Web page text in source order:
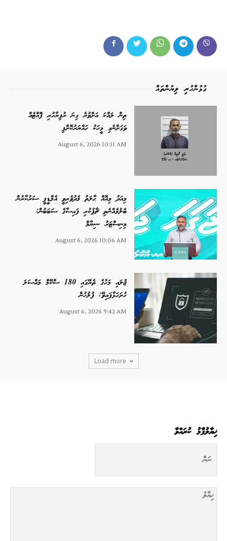
ގުޅުންހުރި ލިޔުންތައް
ތިން ލައްކަ އަށްވުރެ ގިނަ ރުފިޔާހުރި ފޮއްޓެއް
ވަގަށްނެގި މީހަކު ހައްޔަރުކޮށްފި
August 6, 2026 10:11 AM
މިއަދު މިއޮއް ޙާލަތު މެދުވެރިވީ އެމްޑީޕީ ސަރުކާރުން
ބެލުމެއްނެތި ޗާޕުކުރި ފައިސާގެ ސަބަބުން:
މިނިސްޓަރު ޝިޔާމް
August 6, 2026 10:06 AM
ޖުލައި މަހުގެ ތެރޭގައި 180 ސްކޭމް މައްސަލަ
ހުށަހަޅާފައިވޭ: ފުލުހުން
August 6, 2026 9:42 AM
Load more
ޚިޔާލުފާޅު ކުރައްވާ